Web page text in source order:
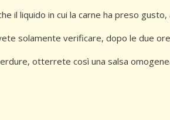
il liquido in cui la carne ha preso
solamente verificare, dopo le due
otterrete così una salsa